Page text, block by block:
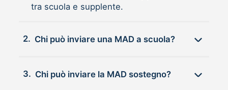
tra scuola e supplente.
2. Chi può inviare una MAD a scuola?
3. Chi può inviare la MAD sostegno?